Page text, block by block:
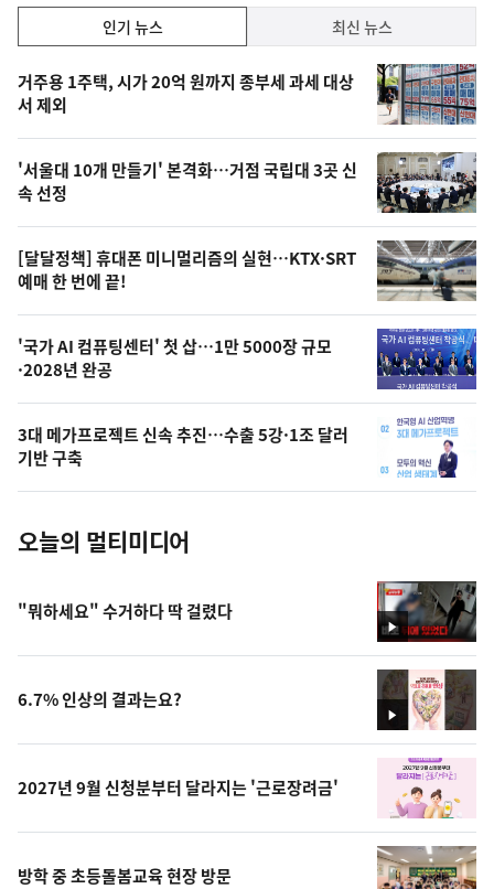
인
기,
최
신,
오
늘
의
영
상
오
늘
의
사
진
인기 뉴스 최신 뉴스
인
기
뉴
스
거주용 1주택, 시가 20억 원까지 종부세 과세 대상
서 제외
'서울대 10개 만들기' 본격화…거점 국립대 3곳 신
속 선정
[달달정책] 휴대폰 미니멀리즘의 실현…KTX·SRT
예매 한 번에 끝!
'국가 AI 컴퓨팅센터' 첫 삽…1만 5000장 규모
·2028년 완공
3대 메가프로젝트 신속 추진…수출 5강·1조 달러
기반 구축
오늘의 멀티미디어
영
상
"뭐하세요" 수거하다 딱 걸렸다
영
상
6.7% 인상의 결과는요?
2027년 9월 신청분부터 달라지는 '근로장려금'
방학 중 초등돌봄교육 현장 방문